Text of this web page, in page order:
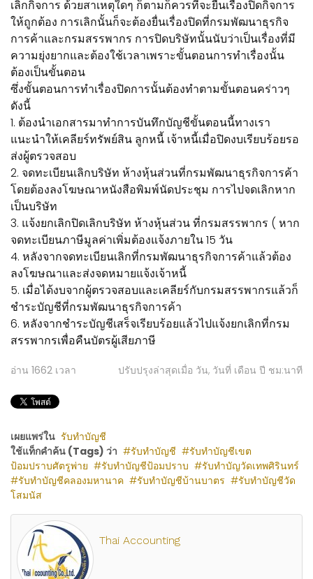
เลิกกิจการ ด้วยสาเหตุใดๆ ก็ตามก็ควรที่จะยื่นเรื่องปิดกิจการ
ให้ถูกต้อง การเลิกนั้นก็จะต้องยื่นเรื่องปิดที่กรมพัฒนาธุรกิจ
การค้าและกรมสรรพากร การปิดบริษัทนั้นนับว่าเป็นเรื่องที่มี
ความยุ่งยากและต้องใช้เวลาเพราะขั้นตอนการทำเรื่องนั้น
ต้องเป็นขั้นตอน
ซึ่งขั้นตอนการทำเรื่องปิดการนั้นต้องทำตามขั้นตอนคร่าวๆ
ดังนี้
1. ต้องนำเอกสารมาทำการบันทึกบัญชีขั้นตอนนี้ทางเรา
แนะนำให้เคลียร์ทรัพย์สิน ลูกหนี้ เจ้าหนี้เมื่อปิดงบเรียบร้อยรอ
ส่งผู้ตรวจสอบ
2. จดทะเบียนเลิกบริษัท ห้างหุ้นส่วนที่กรมพัฒนาธุรกิจการค้า
โดยต้องลงโฆษณาหนังสือพิมพ์นัดประชุม การไปจดเลิกหาก
เป็นบริษัท
3. แจ้งยกเลิกปิดเลิกบริษัท ห้างหุ้นส่วน ที่กรมสรรพากร ( หาก
จดทะเบียนภาษีมูลค่าเพิ่มต้องแจ้งภายใน 15 วัน
4. หลังจากจดทะเบียนเลิกที่กรมพัฒนาธุรกิจการค้าแล้วต้อง
ลงโฆษณาและส่งจดหมายแจ้งเจ้าหนี้
5. เมื่อได้งบจากผู้ตรวจสอบและเคลียร์กับกรมสรรพากรแล้วก็
ชำระบัญชีที่กรมพัฒนาธุรกิจการค้า
6. หลังจากชำระบัญชีเสร็จเรียบร้อยแล้วไปแจ้งยกเลิกที่กรม
สรรพากรเพื่อคืนบัตรผู้เสียภาษี
อ่าน 1662 เวลา ปรับปรุงล่าสุดเมื่อ วัน, วันที่ เดือน ปี ชม:นาที
เผยแพร่ใน รับทำบัญชี
ใช้แท็กคำค้น (Tags) ว่า
รับทำบัญชี
รับทำบัญชีเขต
ป้อมปราบศัตรูพ่าย
รับทำบัญชีป้อมปราบ
รับทำบัญวัดเทพศิรินทร์
รับทำบัญชีคลองมหานาค
รับทำบัญชีบ้านบาตร
รับทำบัญชีวัด
โสมนัส
Thai Accounting